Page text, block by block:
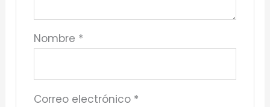
Nombre *
Correo electrónico *